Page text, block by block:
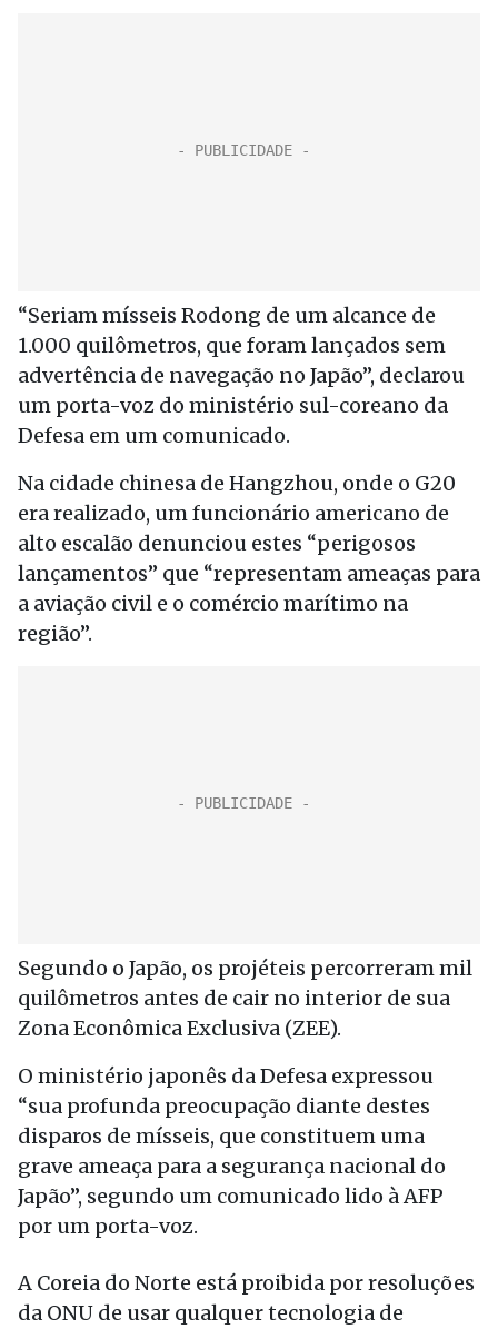
“Seriam mísseis Rodong de um alcance de
1.000 quilômetros, que foram lançados sem
advertência de navegação no Japão”, declarou
um porta-voz do ministério sul-coreano da
Defesa em um comunicado.
Na cidade chinesa de Hangzhou, onde o G20
era realizado, um funcionário americano de
alto escalão denunciou estes “perigosos
lançamentos” que “representam ameaças para
a aviação civil e o comércio marítimo na
região”.
Segundo o Japão, os projéteis percorreram mil
quilômetros antes de cair no interior de sua
Zona Econômica Exclusiva (ZEE).
O ministério japonês da Defesa expressou
“sua profunda preocupação diante destes
disparos de mísseis, que constituem uma
grave ameaça para a segurança nacional do
Japão”, segundo um comunicado lido à AFP
por um porta-voz.
A Coreia do Norte está proibida por resoluções
da ONU de usar qualquer tecnologia de